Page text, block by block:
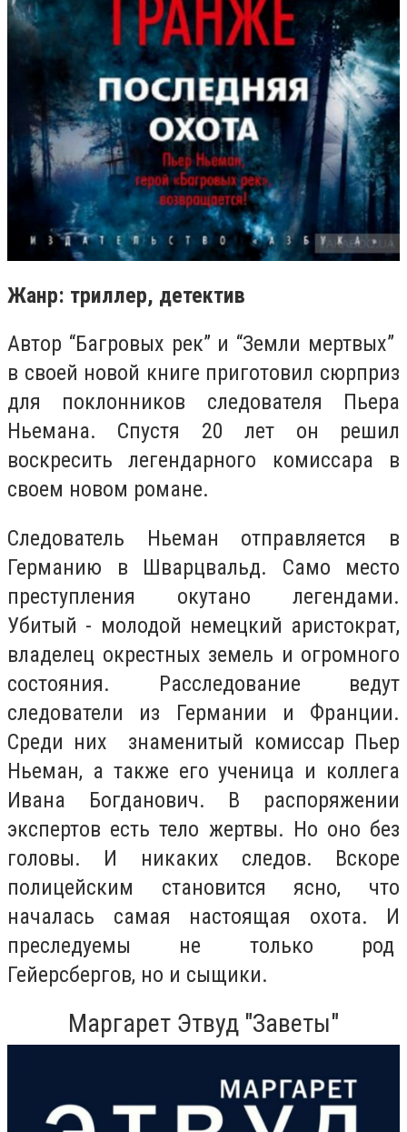
Жанр: триллер, детектив
Автор “Багровых рек” и “Земли мертвых”
в своей новой книге приготовил сюрприз
для поклонников следователя Пьера
Ньемана. Спустя 20 лет он решил
воскресить легендарного комиссара в
своем новом романе.
Следователь Ньеман отправляется в
Германию в Шварцвальд. Само место
преступления окутано легендами.
Убитый - молодой немецкий аристократ,
владелец окрестных земель и огромного
состояния. Расследование ведут
следователи из Германии и Франции.
Среди них знаменитый комиссар Пьер
Ньеман, а также его ученица и коллега
Ивана Богданович. В распоряжении
экспертов есть тело жертвы. Но оно без
головы. И никаких следов. Вскоре
полицейским становится ясно, что
началась самая настоящая охота. И
преследуемы не только род
Гейерсбергов, но и сыщики.
Маргарет Этвуд "Заветы"